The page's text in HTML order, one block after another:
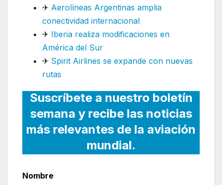
✈ Aerolíneas Argentinas amplia
conectividad internacional
✈ Iberia realiza modificaciones en
América del Sur
✈ Spirit Airlines se expande con nuevas
rutas
Suscríbete a nuestro boletín
semana y recibe las noticias
más relevantes de la aviación
mundial.
Nombre